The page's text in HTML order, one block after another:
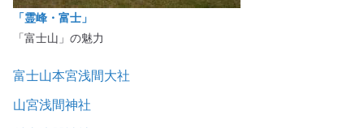
「霊峰・富士」
「富士山」の魅力
富士山本宮浅間大社
山宮浅間神社